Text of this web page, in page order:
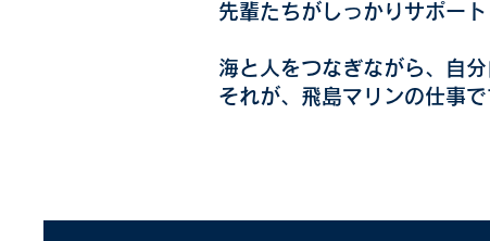
先輩たちがしっかりサポート
海と人をつなぎながら、自分
それが、飛島マリンの仕事で